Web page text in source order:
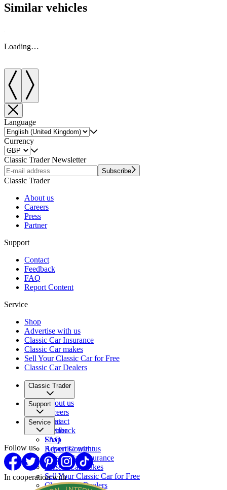
Similar vehicles
Loading…
Language
Currency
Classic Trader Newsletter
Subscribe
Classic Trader
About us
Careers
Press
Partner
Support
Contact
Feedback
FAQ
Report Content
Service
Shop
Advertise with us
Classic Car Insurance
Classic Car makes
Sell Your Classic Car for Free
Classic Car Dealers
Classic Trader
About us
Careers
Press
Partner
Support
Contact
Feedback
FAQ
Report Content
Service
Shop
Advertise with us
Classic Car Insurance
Classic Car makes
Sell Your Classic Car for Free
Classic Car Dealers
Follow us
In cooperation with